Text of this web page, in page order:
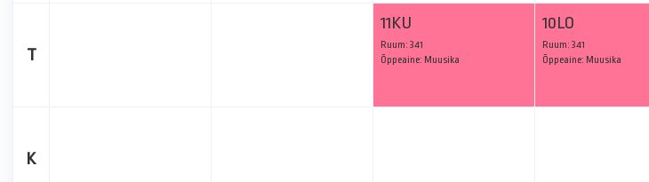
T
11KU
Ruum: 341
Õppeaine: Muusika
10LO
Ruum: 341
Õppeaine: Muusika
K